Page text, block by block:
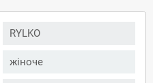
RYLKO
жіноче